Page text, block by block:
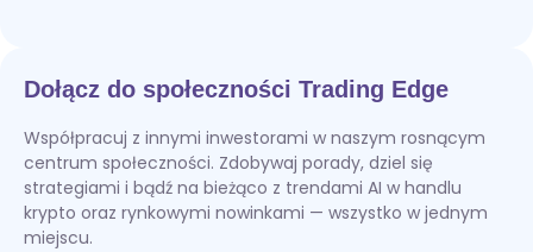
Dołącz do społeczności Trading Edge
Współpracuj z innymi inwestorami w naszym rosnącym
centrum społeczności. Zdobywaj porady, dziel się
strategiami i bądź na bieżąco z trendami AI w handlu
krypto oraz rynkowymi nowinkami — wszystko w jednym
miejscu.